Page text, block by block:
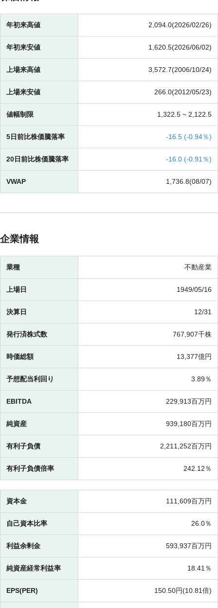
年初来高値 2,094.0(2026/02/26)
年初来安値 1,620.5(2026/06/02)
上場来高値 3,572.7(2006/10/24)
上場来安値 266.0(2012/05/23)
値幅制限 1,322.5 ~ 2,122.5
5日前比株価騰落率 -16.5 (-0.94％)
20日前比株価騰落率 -16.0 (-0.91％)
VWAP 1,736.8(08/07)
企業情報
業種 不動産業
上場日 1949/05/16
決算日 12/31
発行済株式数 767,907千株
時価総額 13,377億円
予想配当利回り 3.89％
EBITDA 229,913百万円
純資産 939,180百万円
有利子負債 2,211,252百万円
有利子負債倍率 242.12％
資本金 111,609百万円
自己資本比率 26.0％
利益余剰金 593,937百万円
純資産経常利益率 18.41％
EPS(PER) 150.50円(10.81倍)